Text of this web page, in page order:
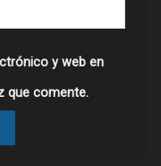
y web en
que comente.